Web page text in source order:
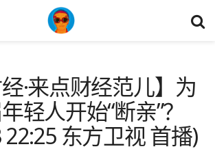
经·来点财经范儿】为
轻人开始“断亲”？
22:25 东方卫视 首播)